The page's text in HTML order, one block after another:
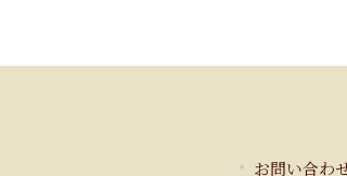
お問い合わ